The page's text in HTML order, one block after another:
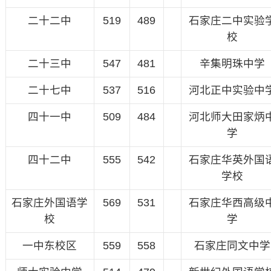
二十二中 519 489
石家庄二中实验
校
二十三中 547 481 辛集明珠中学
二十七中 537 516 河北正中实验中
四十一中 509 484
河北师大田家炳
学
四十二中 555 542
石家庄华英外国
学校
石家庄外国语学
校
569 531
石家庄华西高级
学
一中东校区 559 558 石家庄同文中学